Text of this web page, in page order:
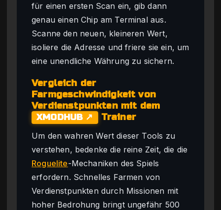
für einen ersten Scan ein, gib dann
genau einen Chip am Terminal aus.
Scanne den neuen, kleineren Wert,
isoliere die Adresse und friere sie ein, um
eine unendliche Währung zu sichern.
Vergleich der
Farmgeschwindigkeit von
Verdienstpunkten mit dem
XMODHUB ↗ Trainer
Um den wahren Wert dieser Tools zu
verstehen, bedenke die reine Zeit, die die
Roguelite-Mechaniken des Spiels
erfordern. Schnelles Farmen von
Verdienstpunkten durch Missionen mit
hoher Bedrohung bringt ungefähr 500